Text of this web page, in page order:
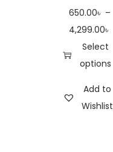
650.00৳ –
4,299.00৳
Select
options
Add to
Wishlist